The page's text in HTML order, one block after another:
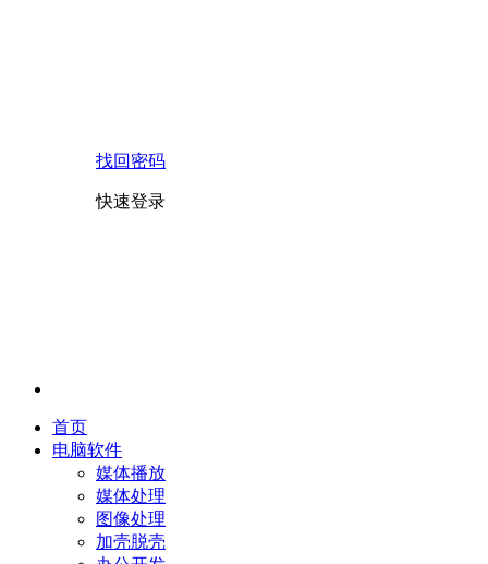
找回密码
快速登录
首页
电脑软件
媒体播放
媒体处理
图像处理
加壳脱壳